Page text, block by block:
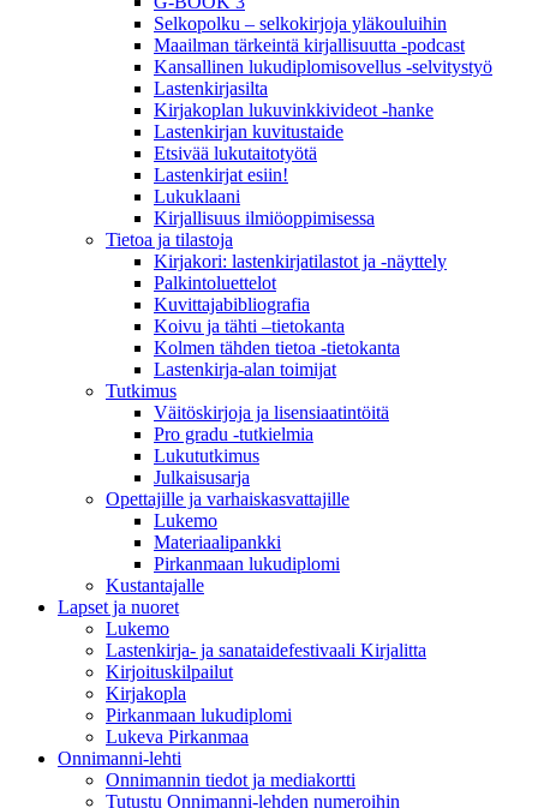
Selkopolku – selkokirjoja yläkouluihin
Maailman tärkeintä kirjallisuutta -podcast
Kansallinen lukudiplomisovellus -selvitystyö
Lastenkirjasilta
Kirjakoplan lukuvinkkivideot -hanke
Lastenkirjan kuvitustaide
Etsivää lukutaitotyötä
Lastenkirjat esiin!
Lukuklaani
Kirjallisuus ilmiöoppimisessa
Tietoa ja tilastoja
Kirjakori: lastenkirjatilastot ja -näyttely
Palkintoluettelot
Kuvittaja­bibliografia
Koivu ja tähti –tietokanta
Kolmen tähden tietoa -tietokanta
Lastenkirja-alan toimijat
Tutkimus
Väitöskirjoja ja lisensiaatintöitä
Pro gradu -tutkielmia
Lukututkimus
Julkaisusarja
Opettajille ja varhaiskasvattajille
Lukemo
Materiaalipankki
Pirkanmaan lukudiplomi
Kustantajalle
Lapset ja nuoret
Lukemo
Lastenkirja- ja sanataidefestivaali Kirjalitta
Kirjoituskilpailut
Kirjakopla
Pirkanmaan lukudiplomi
Lukeva Pirkanmaa
Onnimanni-lehti
Onnimannin tiedot ja mediakortti
Tutustu Onnimanni-lehden numeroihin